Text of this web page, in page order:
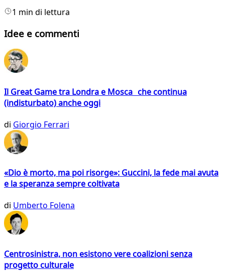
1 min di lettura
Idee e commenti
Il Great Game tra Londra e Mosca che continua
(indisturbato) anche oggi
di Giorgio Ferrari
«Dio è morto, ma poi risorge»: Guccini, la fede mai avuta
e la speranza sempre coltivata
di Umberto Folena
Centrosinistra, non esistono vere coalizioni senza
progetto culturale